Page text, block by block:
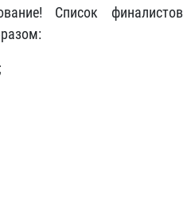
Список финалистов